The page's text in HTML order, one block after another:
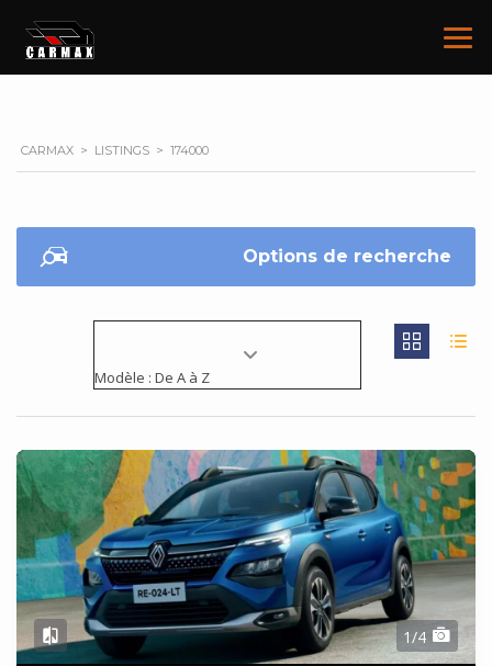
CARMAX > LISTINGS > 174000
Options de recherche
Modèle : De A à Z
1/4